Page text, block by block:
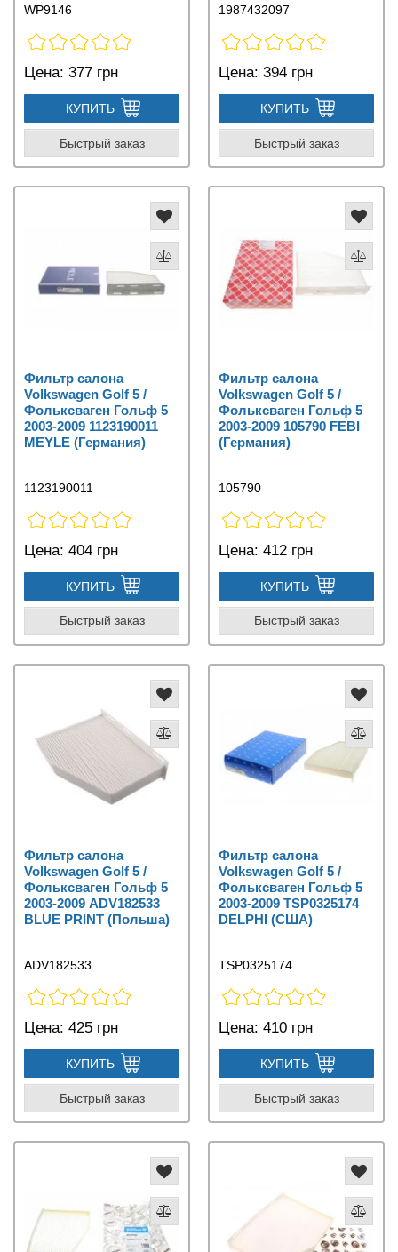
WP9146
Цена: 377 грн
КУПИТЬ
Быстрый заказ
1987432097
Цена: 394 грн
КУПИТЬ
Быстрый заказ
Фильтр салона
Volkswagen Golf 5 /
Фольксваген Гольф 5
2003-2009 1123190011
MEYLE (Германия)
1123190011
Цена: 404 грн
КУПИТЬ
Быстрый заказ
Фильтр салона
Volkswagen Golf 5 /
Фольксваген Гольф 5
2003-2009 105790 FEBI
(Германия)
105790
Цена: 412 грн
КУПИТЬ
Быстрый заказ
Фильтр салона
Volkswagen Golf 5 /
Фольксваген Гольф 5
2003-2009 ADV182533
BLUE PRINT (Польша)
ADV182533
Цена: 425 грн
КУПИТЬ
Быстрый заказ
Фильтр салона
Volkswagen Golf 5 /
Фольксваген Гольф 5
2003-2009 TSP0325174
DELPHI (США)
TSP0325174
Цена: 410 грн
КУПИТЬ
Быстрый заказ